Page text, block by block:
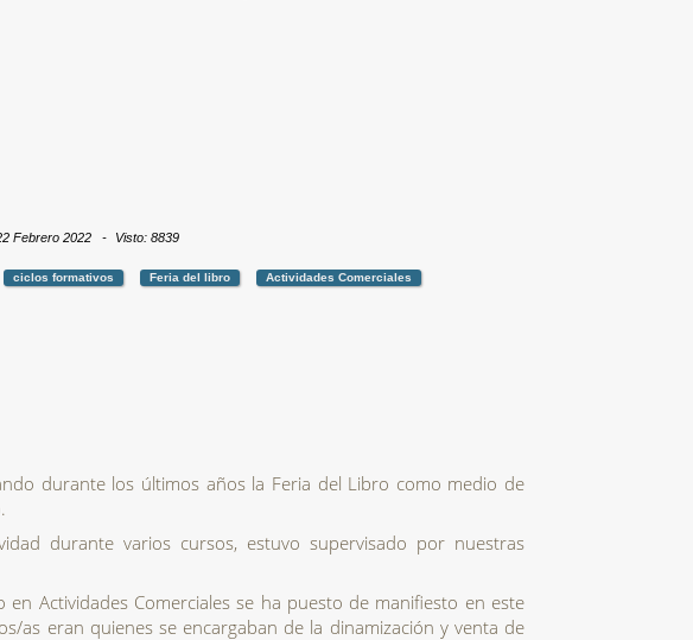
Febrero 2022 Visto: 8839
ciclos formativos Feria del libro
Actividades Comerciales
durante los últimos años la Feria del Libro como medio de
durante varios cursos, estuvo supervisado por nuestras
Actividades Comerciales se ha puesto de manifiesto en este
as eran quienes se encargaban de la dinamización y venta de